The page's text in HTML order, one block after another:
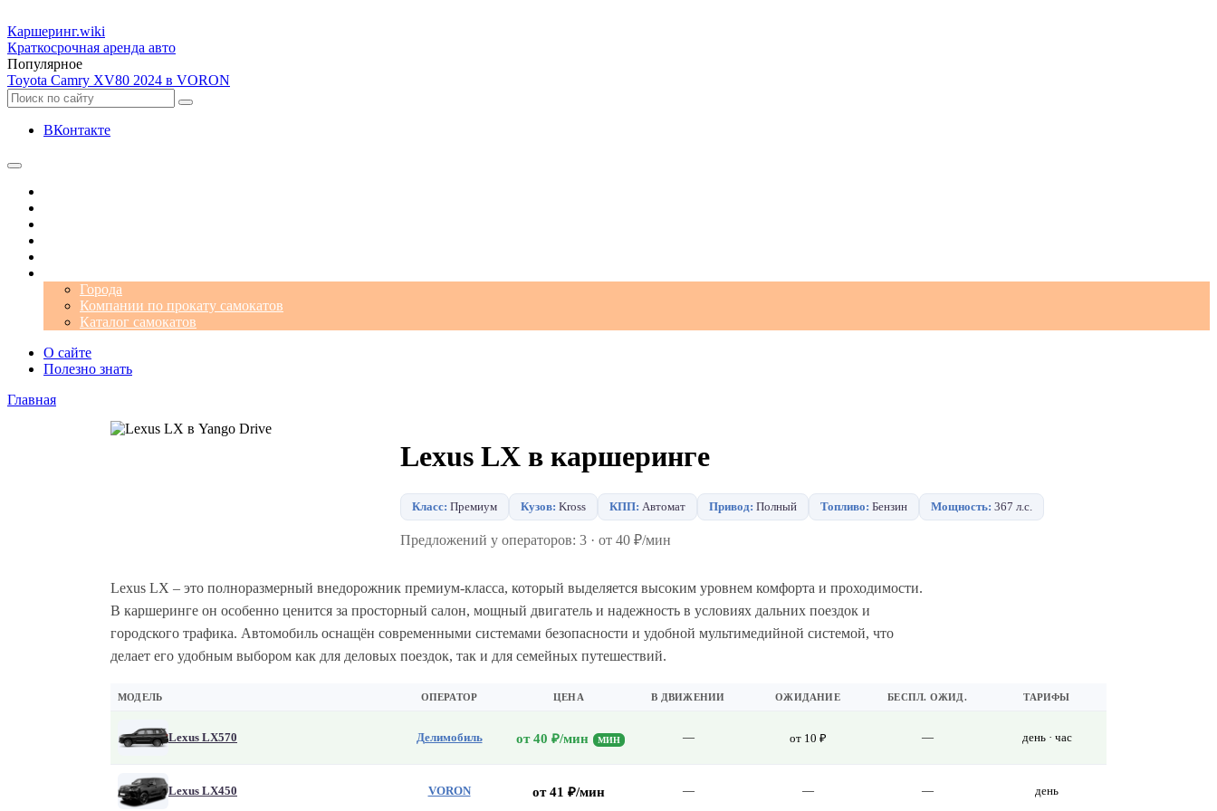
Каршеринг.wiki
Краткосрочная аренда авто
Популярное
Toyota Camry XV80 2024 в VORON
ВКонтакте
Города
Компании по прокату самокатов
Каталог самокатов
О сайте
Полезно знать
Главная
Lexus LX в каршеринге
Класс: Премиум Кузов: Kross КПП: Автомат Привод: Полный Топливо: Бензин Мощность: 367 л.с.
Предложений у операторов: 3 · от 40 ₽/мин
Lexus LX – это полноразмерный внедорожник премиум-класса, который выделяется высоким уровнем комфорта и проходимости.
В каршеринге он особенно ценится за просторный салон, мощный двигатель и надежность в условиях дальних поездок и
городского трафика. Автомобиль оснащён современными системами безопасности и удобной мультимедийной системой, что
делает его удобным выбором как для деловых поездок, так и для семейных путешествий.
МОДЕЛЬ ОПЕРАТОР ЦЕНА В ДВИЖЕНИИ ОЖИДАНИЕ БЕСПЛ. ОЖИД. ТАРИФЫ
Lexus LX570 Делимобиль от 40 ₽/мин МИН — от 10 ₽ — день · час
Lexus LX450 VORON от 41 ₽/мин — — — день